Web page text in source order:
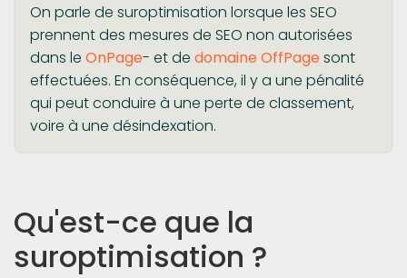
On parle de suroptimisation lorsque les SEO
prennent des mesures de SEO non autorisées
dans le OnPage- et de domaine OffPage sont
effectuées. En conséquence, il y a une pénalité
qui peut conduire à une perte de classement,
voire à une désindexation.
Qu'est-ce que la
suroptimisation ?